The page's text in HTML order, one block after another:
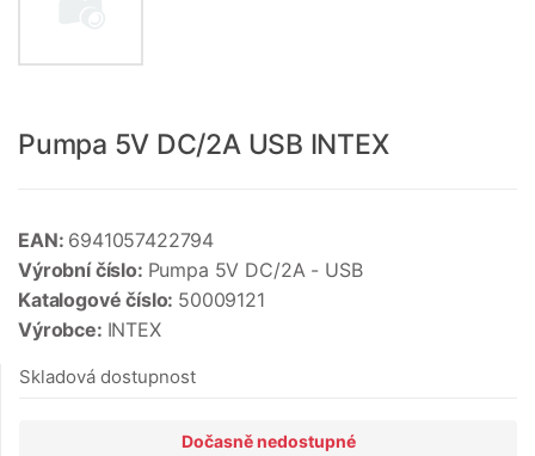
Pumpa 5V DC/2A USB INTEX
EAN: 6941057422794
Výrobní číslo: Pumpa 5V DC/2A - USB
Katalogové číslo: 50009121
Výrobce: INTEX
Skladová dostupnost
Dočasně nedostupné